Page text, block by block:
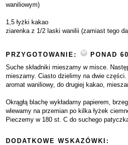
waniliowym)
1,5 łyżki kakao
ziarenka z 1/2 laski wanilii (zamiast tego
PRZYGOTOWANIE:
PONAD
Suche składniki mieszamy w misce.
mieszamy. Ciasto dzielimy na dwie
aromat waniliowy, do drugiej kakao,
Okrągłą blachę wykładamy papierem,
wlewamy na przemian po kilka łyżek
Pieczemy w 180 st. C do suchego
DODATKOWE WSKAZÓWKI: